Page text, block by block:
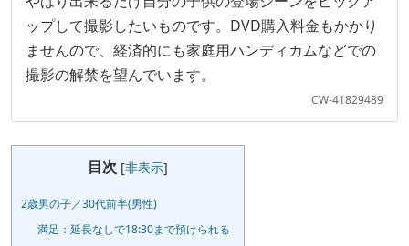
ップして撮影したいものです。DVD購入料金もかかり
ませんので、経済的にも家庭用ハンディカムなどでの
撮影の解禁を望んでいます。
CW-41829489
目次 [非表示]
2歳男の子／30代前半(男性)
満足：延長なしで18:30まで預けられる